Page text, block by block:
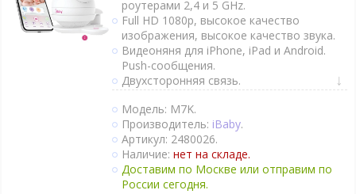
роутерами 2,4 и 5 GHz.
Full HD 1080p, высокое качество
изображения, высокое качество звука.
Видеоняня для iPhone, iPad и Android.
Push-сообщения.
Двухсторонняя связь.
Активация при плаче (VOX).
Непрерывный мониторинг.
Термометр, гигрометр, датчик качества
воздуха, проектор звёздного неба.
Ночник.
Колыбельные мелодии.
Таймер кормления.
Модель: M7K.
Производитель: iBaby.
Артикул: 2480026.
Наличие:нет на складе.
Доставим по Москве или отправим по
России сегодня.